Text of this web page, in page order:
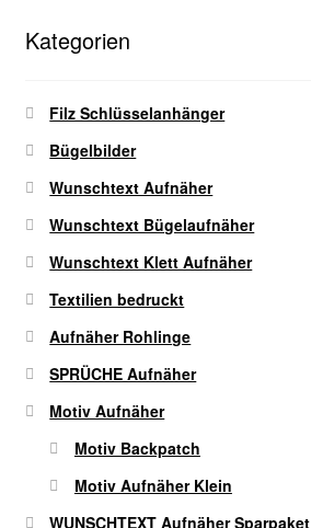
Kategorien
Filz Schlüsselanhänger
Bügelbilder
Wunschtext Aufnäher
Wunschtext Bügelaufnäher
Wunschtext Klett Aufnäher
Textilien bedruckt
Aufnäher Rohlinge
SPRÜCHE Aufnäher
Motiv Aufnäher
Motiv Backpatch
Motiv Aufnäher Klein
WUNSCHTEXT Aufnäher Sparpaket